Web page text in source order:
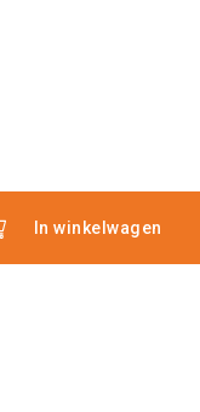
In winkelwagen